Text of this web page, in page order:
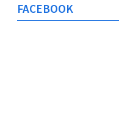
FACEBOOK